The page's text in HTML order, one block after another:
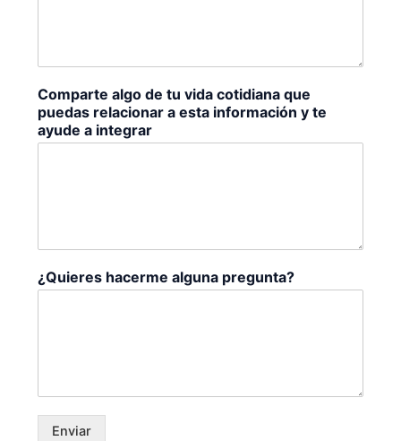
Comparte algo de tu vida cotidiana que
puedas relacionar a esta información y te
ayude a integrar
¿Quieres hacerme alguna pregunta?
Enviar